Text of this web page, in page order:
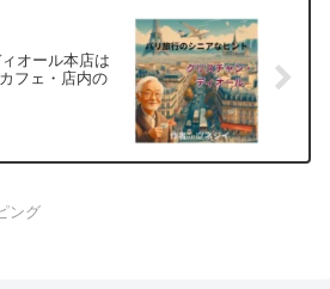
オール本店は
フェ・店内の
ング